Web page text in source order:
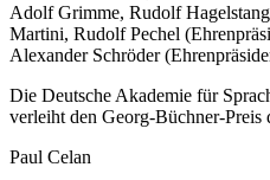
Adolf Grimme, Rudolf
Martini, Rudolf Pechel
Alexander Schröder
Die Deutsche Akademie für
verleiht den Georg-Büchner-Preis
Paul Celan